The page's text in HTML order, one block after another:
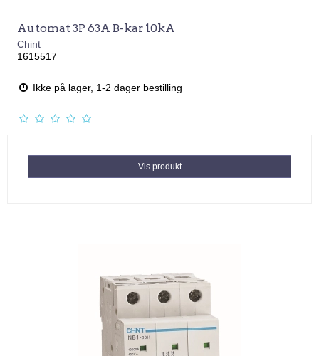
Automat 3P 63A B-kar 10kA
Chint
1615517
Ikke på lager, 1-2 dager bestilling
Vis produkt